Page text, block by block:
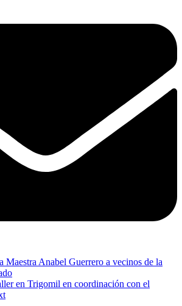
Maestra Anabel Guerrero a vecinos de la
en Trigomil en coordinación con el